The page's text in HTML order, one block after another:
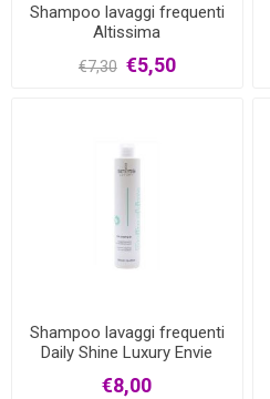
Shampoo lavaggi frequenti
Altissima
€7,30 €5,50
Shampoo lavaggi frequenti
Daily Shine Luxury Envie
€8,00